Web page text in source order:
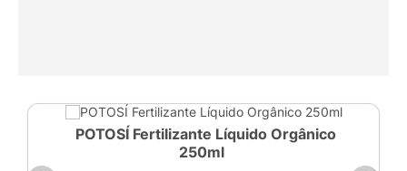
POTOSÍ Fertilizante Líquido Orgânico
250ml